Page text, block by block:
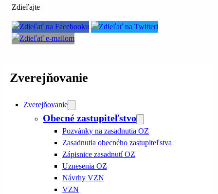
Zdieľajte
Zverejňovanie
Zverejňovanie
Obecné zastupiteľstvo
Pozvánky na zasadnutia OZ
Zasadnutia obecného zastupiteľstva
Zápisnice zasadnutí OZ
Uznesenia OZ
Návrhy VZN
VZN